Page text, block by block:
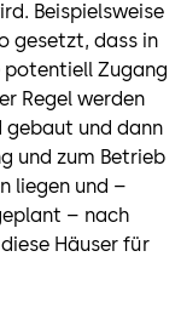
Beispielsweise
gesetzt, dass in
potentiell Zugang
Regel werden
gebaut und dann
und zum Betrieb
liegen und –
– nach
Häuser für